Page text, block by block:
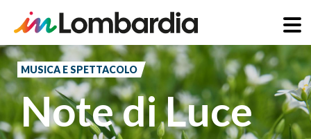
Salta
al
contenuto
principale
MUSICA E SPETTACOLO
Note di Luce